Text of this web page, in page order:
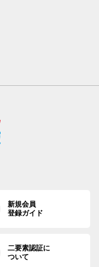
新規会員
登録ガイド
二要素認証に
ついて